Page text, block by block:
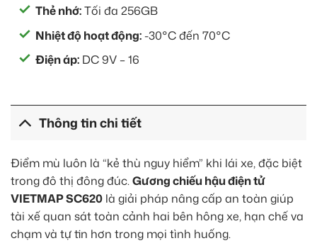
Thẻ nhớ:Tối đa 256GB
Nhiệt độ hoạt động: -30°C đến 70°C
Điện áp: DC 9V – 16
Thông tin chi tiết
Điểm mù luôn là “kẻ thù nguy hiểm” khi lái xe, đặc biệt
trong đô thị đông đúc.Gương chiếu hậu điện tử
VIETMAP SC620 là giải pháp nâng cấp an toàn giúp
tài xế quan sát toàn cảnh hai bên hông xe, hạn chế va
chạm và tự tin hơn trong mọi tình huống.